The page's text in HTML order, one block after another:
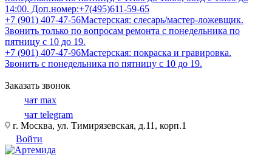
14:00. Доп.номер:+7(495)611-59-65
+7 (901) 407-47-56Мастерская: слесарь/мастер-ложевщик.
Звонить только по вопросам ремонта с понедельника по
пятницу с 10 до 19.
+7 (901) 407-47-96Мастерская: покраска и гравировка.
Звонить с понедельника по пятницу с 10 до 19.
Заказать звонок
чат max
чат telegram
г. Москва, ул. Тимирязевская, д.11, корп.1
Войти